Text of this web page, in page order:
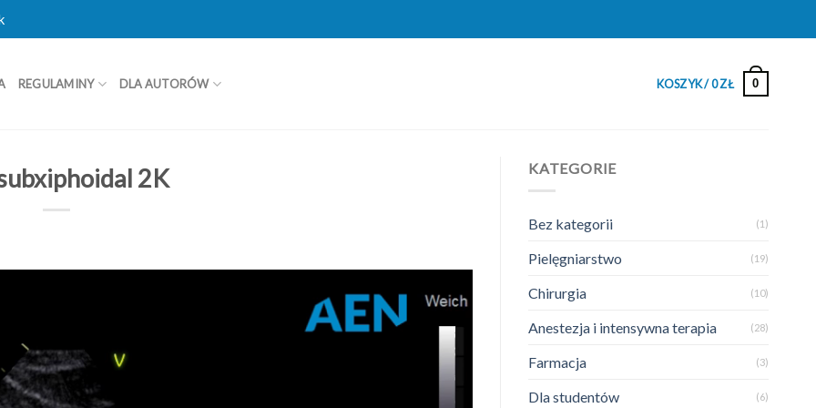
REGULAMINY DLA AUTORÓW KOSZYK /0ZŁ 0
2K KATEGORIE
Bez kategorii (1)
Pielęgniarstwo (19)
Chirurgia (10)
Anestezja i intensywna terapia (28)
Farmacja (3)
Dla studentów (6)